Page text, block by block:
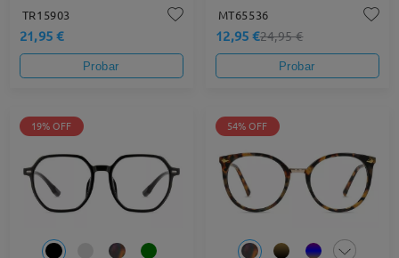
TR15903
21,95 €
Probar
MT65536
12,95 €24,95 €
Probar
19% OFF 54% OFF